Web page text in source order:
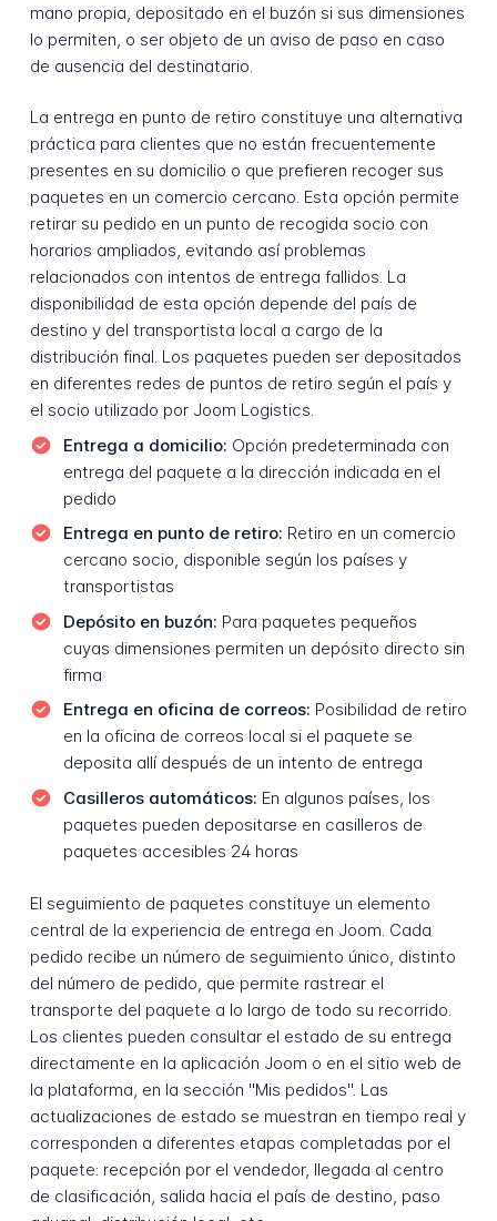
mano propia, depositado en el buzón si sus dimensiones
lo permiten, o ser objeto de un aviso de paso en caso
de ausencia del destinatario.
La entrega en punto de retiro constituye una alternativa
práctica para clientes que no están frecuentemente
presentes en su domicilio o que prefieren recoger sus
paquetes en un comercio cercano. Esta opción permite
retirar su pedido en un punto de recogida socio con
horarios ampliados, evitando así problemas
relacionados con intentos de entrega fallidos. La
disponibilidad de esta opción depende del país de
destino y del transportista local a cargo de la
distribución final. Los paquetes pueden ser depositados
en diferentes redes de puntos de retiro según el país y
el socio utilizado por Joom Logistics.
Entrega a domicilio: Opción predeterminada con
entrega del paquete a la dirección indicada en el
pedido
Entrega en punto de retiro: Retiro en un comercio
cercano socio, disponible según los países y
transportistas
Depósito en buzón: Para paquetes pequeños
cuyas dimensiones permiten un depósito directo sin
firma
Entrega en oficina de correos: Posibilidad de retiro
en la oficina de correos local si el paquete se
deposita allí después de un intento de entrega
Casilleros automáticos: En algunos países, los
paquetes pueden depositarse en casilleros de
paquetes accesibles 24 horas
El seguimiento de paquetes constituye un elemento
central de la experiencia de entrega en Joom. Cada
pedido recibe un número de seguimiento único, distinto
del número de pedido, que permite rastrear el
transporte del paquete a lo largo de todo su recorrido.
Los clientes pueden consultar el estado de su entrega
directamente en la aplicación Joom o en el sitio web de
la plataforma, en la sección "Mis pedidos". Las
actualizaciones de estado se muestran en tiempo real y
corresponden a diferentes etapas completadas por el
paquete: recepción por el vendedor, llegada al centro
de clasificación, salida hacia el país de destino, paso